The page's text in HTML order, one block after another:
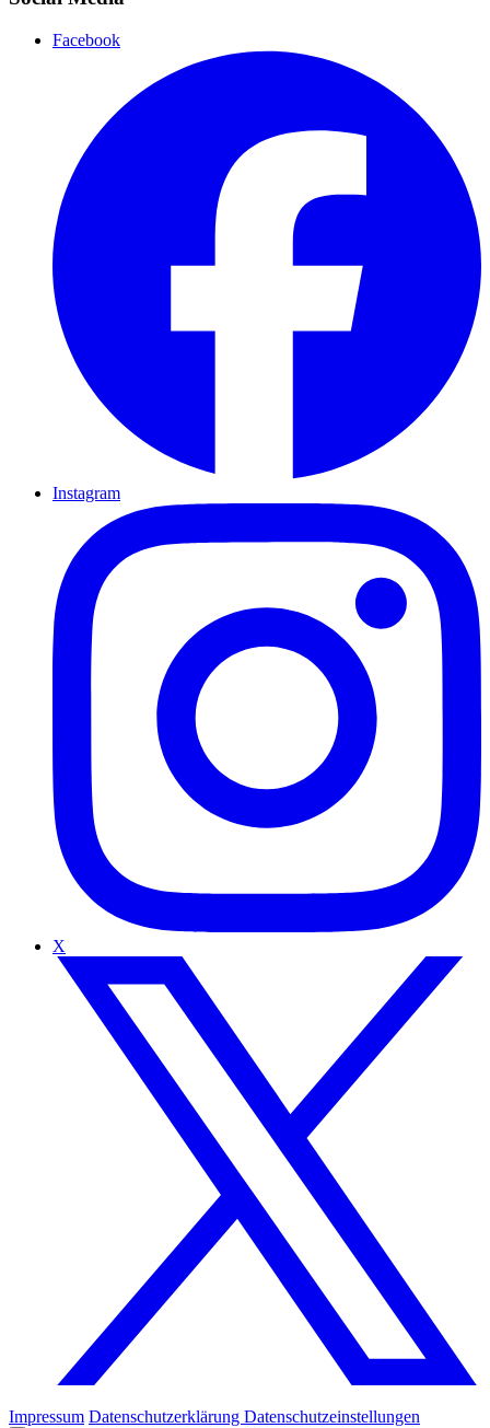
Facebook
Instagram
X
Impressum Datenschutzerklärung Datenschutzeinstellungen